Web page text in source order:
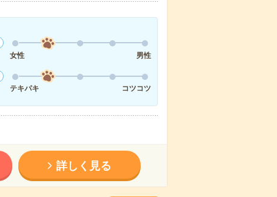
女性
男性
テキパキ
コツコツ
詳しく見る